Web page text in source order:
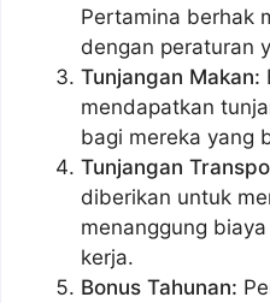
Pertamina berhak
dengan peraturan
Tunjangan Makan:
mendapatkan
bagi mereka yang
Tunjangan
diberikan untuk
menanggung
kerja.
Bonus Tahunan: